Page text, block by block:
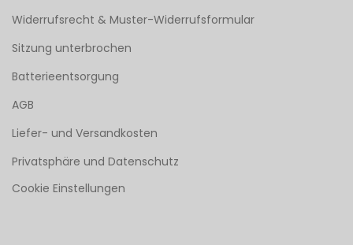
Widerrufsrecht & Muster-Widerrufsformular
Sitzung unterbrochen
Batterieentsorgung
AGB
Liefer- und Versandkosten
Privatsphäre und Datenschutz
Cookie Einstellungen